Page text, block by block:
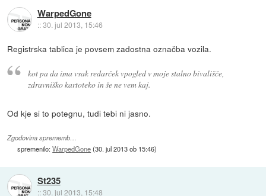
WarpedGone
::30. jul 2013, 15:46
Registrska tablica je povsem zadostna označba vozila.
kot pa da ima vsak redarček vpogled v moje stalno bivališče,
zdravniško kartoteko in še ne vem kaj.
Od kje si to potegnu, tudi tebi ni jasno.
Zgodovina sprememb…
spremenilo:WarpedGone(30. jul 2013 ob 15:46)
St235
::30. jul 2013, 15:48